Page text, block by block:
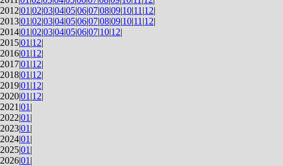
2012|01 |02|03|04|05|06|07|08|09|10|11 |12|
2013|01 |02|03|04|05|06|07|08|09|10|11 |12|
2014|01 |02|03|04|05|06|07|10|12|
2015|01 |12|
2016|01 |12|
2017|01 |12|
2018|01 |12|
2019|01 |12|
2020|01 |12|
2021|01 |
2022|01 |
2023|01 |
2024|01 |
2025|01 |
2026|01 |